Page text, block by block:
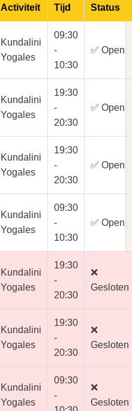
Activiteit Tijd Status
Kundalini
Yogales
09:30
-
10:30
✅ Open
Kundalini
Yogales
19:30
-
20:30
✅ Open
Kundalini
Yogales
19:30
-
20:30
✅ Open
Kundalini
Yogales
09:30
-
10:30
✅ Open
Kundalini
Yogales
19:30
-
20:30
❌
Gesloten
Kundalini
Yogales
19:30
-
20:30
❌
Gesloten
Kundalini
Yogales
09:30
-
❌
Gesloten